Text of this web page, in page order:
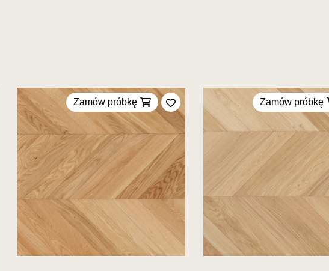
Zamów próbkę
Dodaj do ulubionych
Zamów próbkę